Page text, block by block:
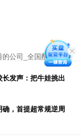
公司_全国配资最好
发声：把牛娃挑出
，首提超常规逆周